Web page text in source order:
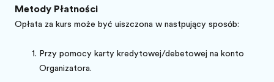
Metody Płatności
Opłata za kurs może być uiszczona w następujący sposób:
Przy pomocy karty kredytowej/debetowej na konto
Organizatora.